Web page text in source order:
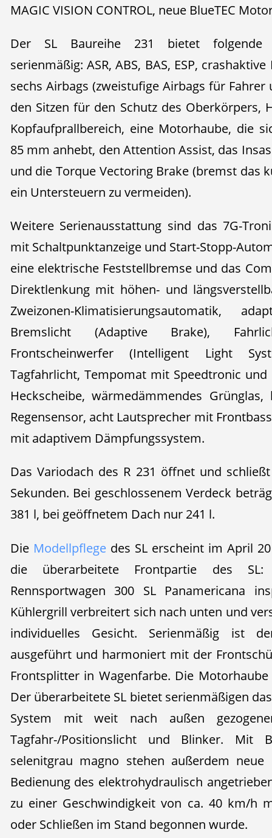
MAGIC VISION CONTROL, neue BlueTEC
Der SL Baureihe 231 bietet folgende
serienmäßig: ASR, ABS, BAS, ESP,
sechs Airbags (zweistufige Airbags für
den Sitzen für den Schutz des Oberkörpers,
Kopfaufprallbereich, eine Motorhaube, die
85 mm anhebt, den Attention Assist, das
und die Torque Vectoring Brake (bremst das
ein Untersteuern zu vermeiden).
Weitere Serienausstattung sind das 7G-
mit Schaltpunktanzeige und Start-Stopp-
eine elektrische Feststellbremse und das
Direktlenkung mit höhen- und
Zweizonen-Klimatisierungsautomatik,
Bremslicht (Adaptive Brake),
Frontscheinwerfer (Intelligent Light
Tagfahrlicht, Tempomat mit Speedtronic
Heckscheibe, wärmedämmendes Grünglas,
Regensensor, acht Lautsprecher mit
mit adaptivem Dämpfungssystem.
Das Variodach des R 231 öffnet und
Sekunden. Bei geschlossenem Verdeck
381 l, bei geöffnetem Dach nur 241 l.
Die Modellpflegedes SL erscheint im April
die überarbeitete Frontpartie des
Rennsportwagen 300 SL Panamericana
Kühlergrill verbreitert sich nach unten und
individuelles Gesicht. Serienmäßig ist
ausgeführt und harmoniert mit der
Frontsplitter in Wagenfarbe. Die
Der überarbeitete SL bietet serienmäßigen
System mit weit nach außen
Tagfahr-/Positionslicht und Blinker. Mit
selenitgrau magno stehen außerdem
Bedienung des elektrohydraulisch
zu einer Geschwindigkeit von ca. 40 km/h
oder Schließen im Stand begonnen wurde.